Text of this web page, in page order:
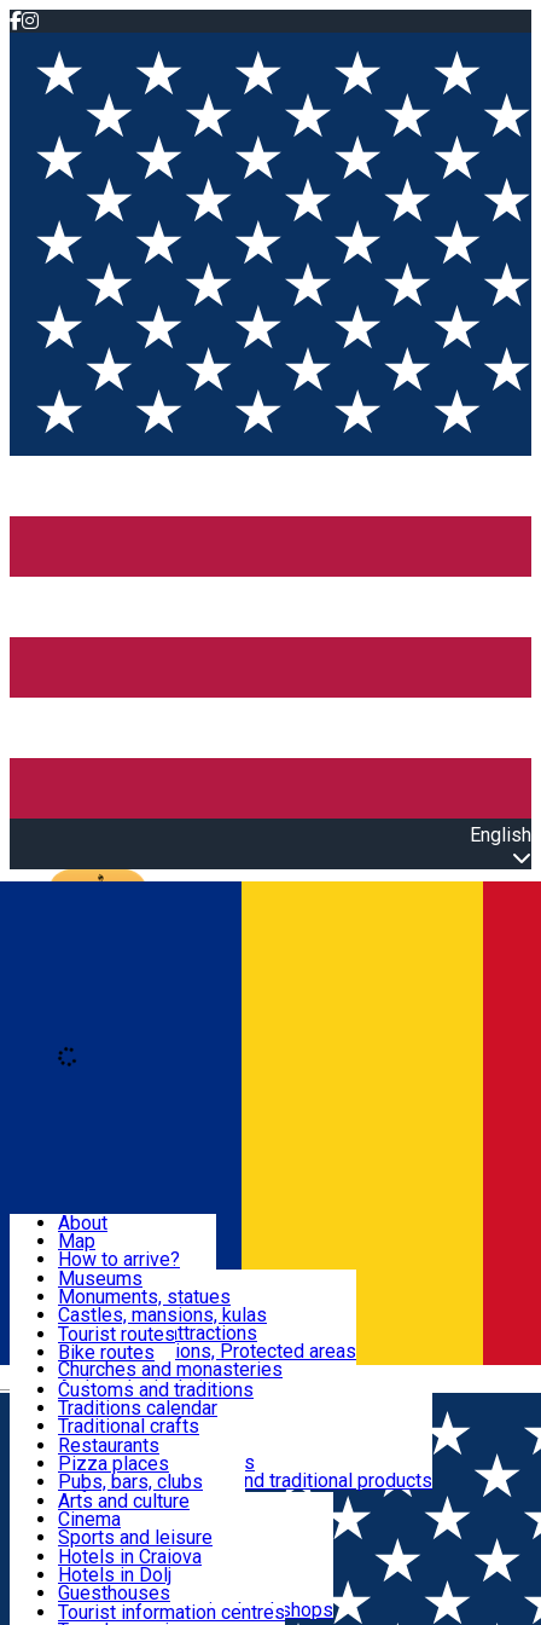
English
Română
Attractions
Routes
Customs, Traditions
Food & Drinks
Leisure & Fun
Accommodation
Useful
About
Map
How to arrive?
Recommendations
Tourist attractions
News
Museums
Monuments, statues
Castles, mansions, kulas
Architectural attractions
Natural attractions, Protected areas
Churches and monasteries
Archaeological sites
Parks and gardens
Tourist routes
Bike routes
Customs and traditions
Traditions calendar
Traditional crafts
Traditional cuisine
Wineries and vineyards
Local manufacturers and traditional products
Restaurants
Pizza places
Pubs, bars, clubs
Cafes and teahouses
Sweets and ice cream
Fast-food
Arts and culture
Cinema
Sports and leisure
Horse riding
Swimming pools
Zoo
Shopping, souvenirs, bookshops
Hotels in Craiova
Hotels in Dolj
Guesthouses
Villas
Tourist information centres